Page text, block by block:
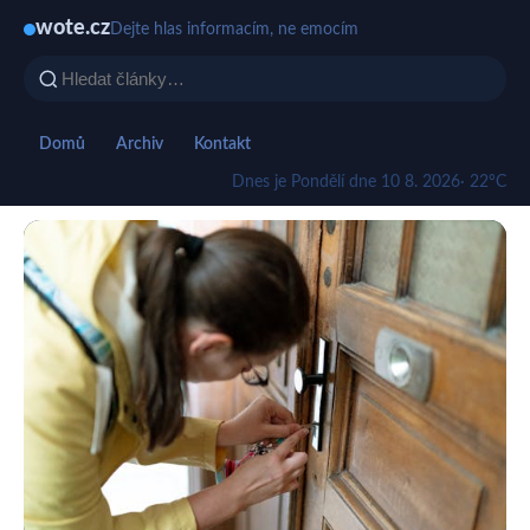
wote.cz Dejte hlas informacím, ne emocím
Domů Archiv Kontakt
Dnes je Pondělí dne 10 8. 2026· 22°C